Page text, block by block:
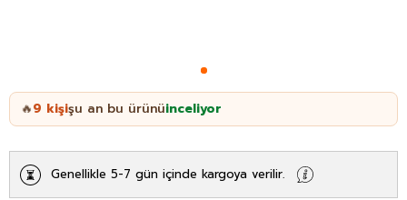
🔥9 kişişu an bu ürünüinceliyor
Genellikle 5-7 gün içinde kargoya verilir.